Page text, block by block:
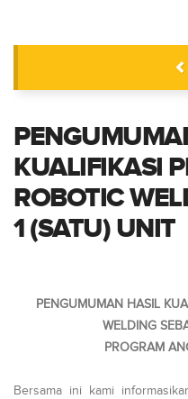
KUALIFIKASI
ROBOTIC
1 (SATU) UNIT
PENGUMUMAN HASIL
WELDING
PROGRAM
Bersama ini kami